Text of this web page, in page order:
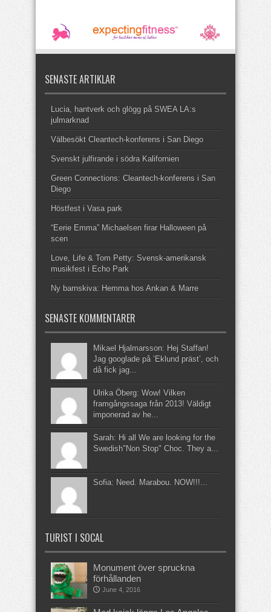
SENASTE ARTIKLAR
Lucia, hantverk och glögg på SWEA LA:s
julmarknad
Välbesökt Cleantech-konferens i San Diego
Svenskt julfirande i södra Kalifornien
Green Connections: Cleantech-konferens i San
Diego
Höstfest i Vasa park
“Eerie Emma” Michaelsen firar Halloween på
scen
Love, Life & Tom Petty: Svensk-amerikansk
musikfest i Echo Park
Ny barnskiva: Hemma hos Ankan & Marre
SENASTE KOMMENTARER
Mikael Hjalmarsson: Hej Staffan!
Jag googlade på ’Eklund präst’, och
då fick jag...
Ulrika Öberg: Wow! Vilken
framgångssaga från 2013! Väldigt
imponerad av he...
Sarah: Hi all We are looking for the
Swedish"Non Stop" Choc. They a...
Sofia: Need. Marabou. NOW!!!...
TURIST I SOCAL
Monument över spruckna
förhållanden
June 4, 2016